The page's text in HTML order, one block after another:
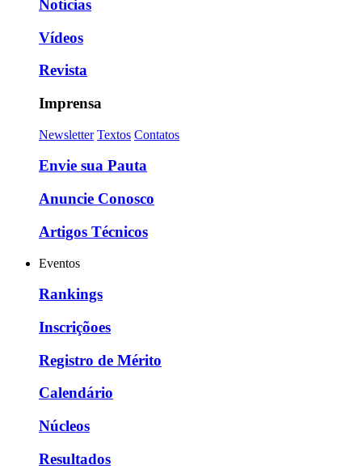
Notícias
Vídeos
Revista
Imprensa
Newsletter Textos Contatos
Envie sua Pauta
Anuncie Conosco
Artigos Técnicos
Eventos
Rankings
Inscriçõoes
Registro de Mérito
Calendário
Núcleos
Resultados